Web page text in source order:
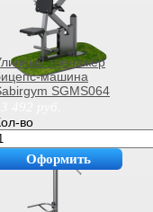
тренажёр
машина
SGMS064
во
Оформить